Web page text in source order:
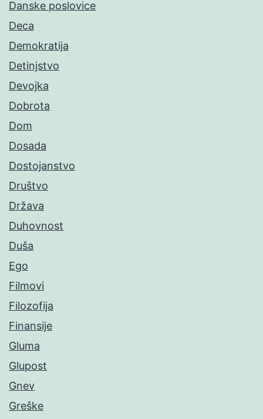
Danske poslovice
Deca
Demokratija
Detinjstvo
Devojka
Dobrota
Dom
Dosada
Dostojanstvo
Društvo
Država
Duhovnost
Duša
Ego
Filmovi
Filozofija
Finansije
Gluma
Glupost
Gnev
Greške